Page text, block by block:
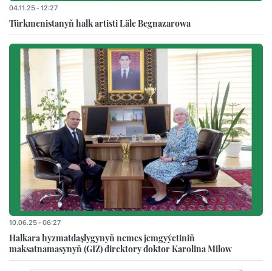
04.11.25 - 12:27
Türkmenistanyň halk artisti Läle Begnazarowa
10.06.25 - 06:27
Halkara hyzmatdaşlygynyň nemes jemgyýetiniň
maksatnamasynyň (GIZ) direktory doktor Karolina Milow